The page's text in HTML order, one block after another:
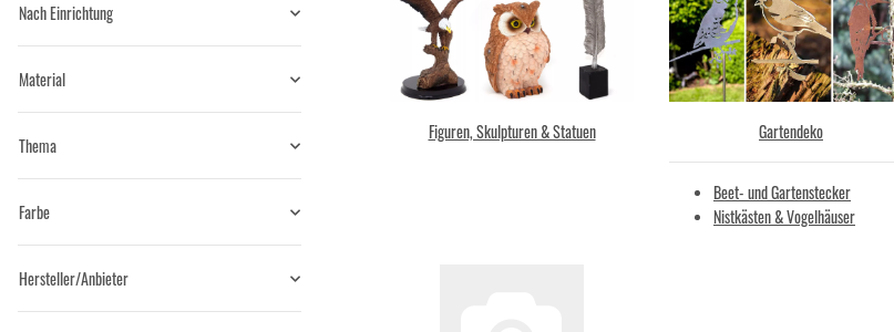
Figuren, Skulpturen & Statuen Gartendeko
Beet- und Gartenstecker
Nistkästen & Vogelhäuser
Nach Einrichtung
Material
Thema
Farbe
Hersteller/Anbieter